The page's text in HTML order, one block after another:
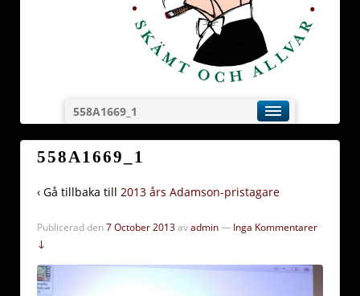
558A1669_1
558A1669_1
‹ Gå tillbaka till 2013 års Adamson-pristagare
Publicerad den7 October 2013avadmin— Inga Kommentarer
↓